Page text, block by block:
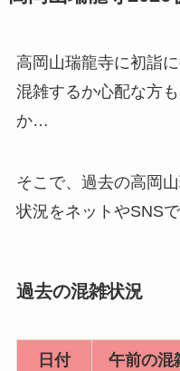
高岡山瑞龍寺に初詣
混雑するか心配な方
か…
そこで、過去の高岡
状況をネットやSNS
過去の混雑状況
日付 午前の混